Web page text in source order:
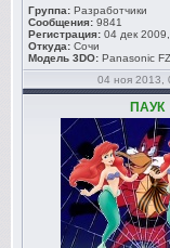
Группа: Разработчики
Сообщения: 9841
Регистрация: 04 дек
Откуда: Сочи
Модель 3DO: Panasonic
04 ноя 2013,
ПАУК